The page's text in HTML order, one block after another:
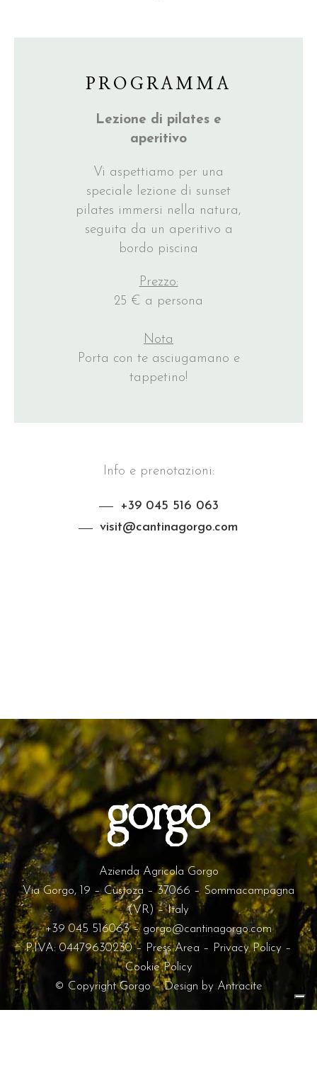
PROGRAMMA
Lezione di pilates e
aperitivo
Vi aspettiamo per una
speciale lezione di sunset
pilates immersi nella natura,
seguita da un aperitivo a
bordo piscina
Prezzo:
25 € a persona
Nota
Porta con te asciugamano e
tappetino!
Info e prenotazioni:
+39 045 516 063
visit@cantinagorgo.com
Azienda Agricola Gorgo
Via Gorgo, 19 – Custoza – 37066 – Sommacampagna
(VR) – Italy
+39 045 516063–gorgo@cantinagorgo.com
P.IVA: 04479630230 – Press Area – Privacy Policy –
Cookie Policy
© Copyright Gorgo – Design by Antracite